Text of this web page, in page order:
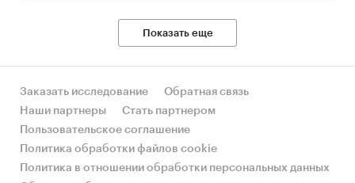
Показать еще
Заказать исследование
Обратная связь
Наши партнеры
Стать партнером
Пользовательское соглашение
Политика обработки файлов cookie
Политика в отношении обработки персональных данных